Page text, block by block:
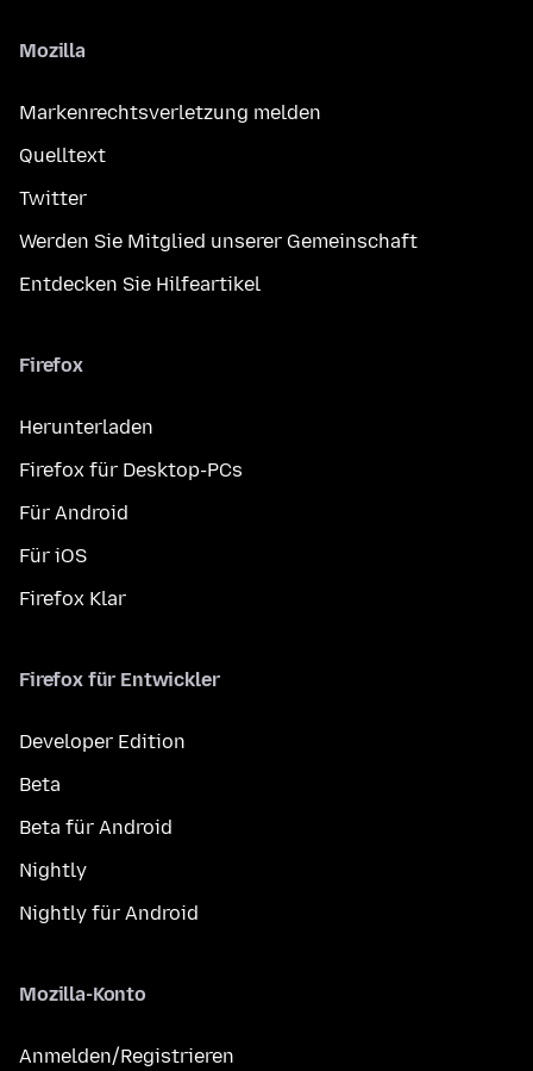
Mozilla
Markenrechtsverletzung melden
Quelltext
Twitter
Werden Sie Mitglied unserer Gemeinschaft
Entdecken Sie Hilfeartikel
Firefox
Herunterladen
Firefox für Desktop-PCs
Für Android
Für iOS
Firefox Klar
Firefox für Entwickler
Developer Edition
Beta
Beta für Android
Nightly
Nightly für Android
Mozilla-Konto
Anmelden/Registrieren